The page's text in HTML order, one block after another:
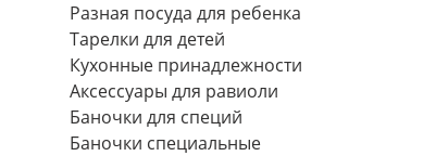
Разная посуда для ребенка
Тарелки для детей
Кухонные принадлежности
Аксессуары для равиоли
Баночки для специй
Баночки специальные